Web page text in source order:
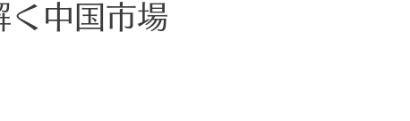
Sustainability
く中国市場